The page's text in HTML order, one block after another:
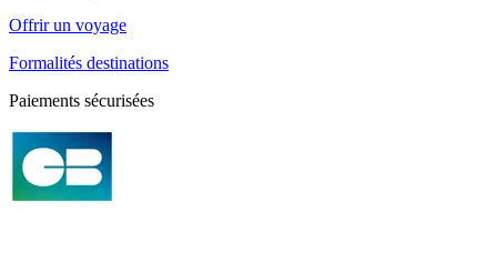
Offrir un voyage
Formalités destinations
Paiements sécurisées